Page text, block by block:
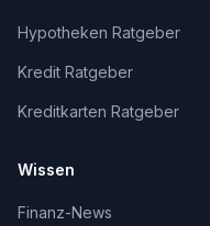
Hypotheken Ratgeber
Kredit Ratgeber
Kreditkarten Ratgeber
Wissen
Finanz-News